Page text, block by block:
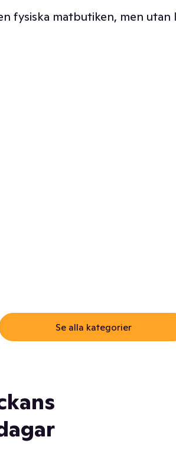
fysiska matbutiken, men
Se alla kategorier